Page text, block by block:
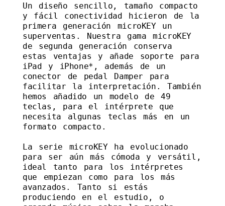
Un diseño sencillo, tamaño compacto
y fácil conectividad hicieron de la
primera generación microKEY un
superventas. Nuestra gama microKEY
de segunda generación conserva
estas ventajas y añade soporte para
iPad y iPhone*, además de un
conector de pedal Damper para
facilitar la interpretación. También
hemos añadido un modelo de 49
teclas, para el intérprete que
necesita algunas teclas más en un
formato compacto.
La serie microKEY ha evolucionado
para ser aún más cómoda y versátil,
ideal tanto para los intérpretes
que empiezan como para los más
avanzados. Tanto si estás
produciendo en el estudio, o